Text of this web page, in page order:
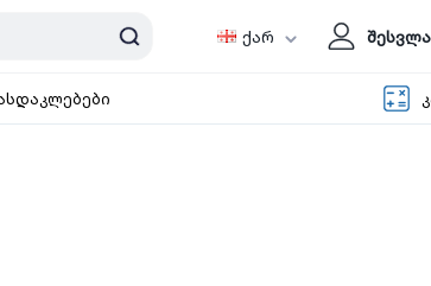
ქარ შესვლა